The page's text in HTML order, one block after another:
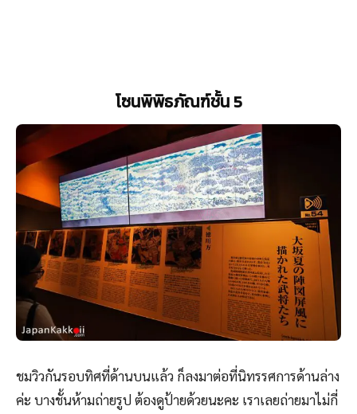
โซนพิพิธภัณฑ์ชั้น 5
ชมวิวกันรอบทิศที่ด้านบนแล้ว ก็ลงมาต่อที่นิทรรศการด้านล่าง
ค่ะ บางชั้นห้ามถ่ายรูป ต้องดูป้ายด้วยนะคะ เราเลยถ่ายมาไม่กี่